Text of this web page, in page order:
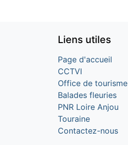
Liens utiles
Page d'accueil
CCTVI
Office de tourisme
Balades fleuries
PNR Loire Anjou
Touraine
Contactez-nous